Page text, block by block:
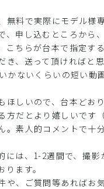
無料で実際にモデル様
、申し込むところから
こちらが台本で指定す
き、送って頂ければと思
かないくらいの短い動
ほしいので、台本どお
方だとより嬉しいです
。素人的コメントで十分
には、1-2週間で、撮影
ります。
や、ご質問等あればお